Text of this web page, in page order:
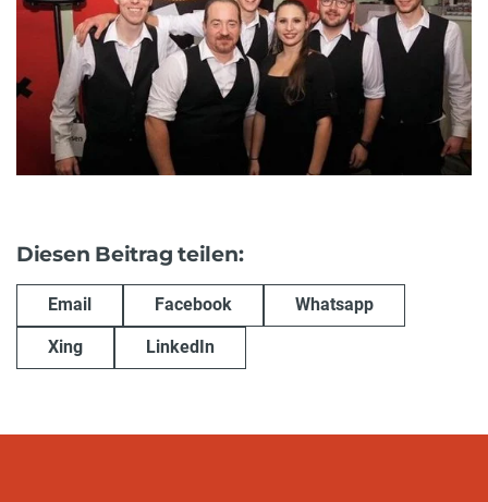
Diesen Beitrag teilen:
Email Facebook Whatsapp
Xing LinkedIn